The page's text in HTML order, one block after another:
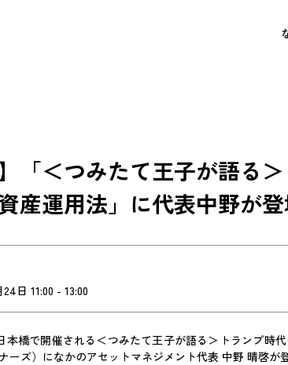
ァンド
ァンド
】「＜つみたて王子が語る
産運用法」に代表中野が登
日 11:00 - 13:00
本橋で開催される＜つみたて王子が語る＞トランプ時
ーズ）になかのアセットマネジメント代表 中野 晴啓が